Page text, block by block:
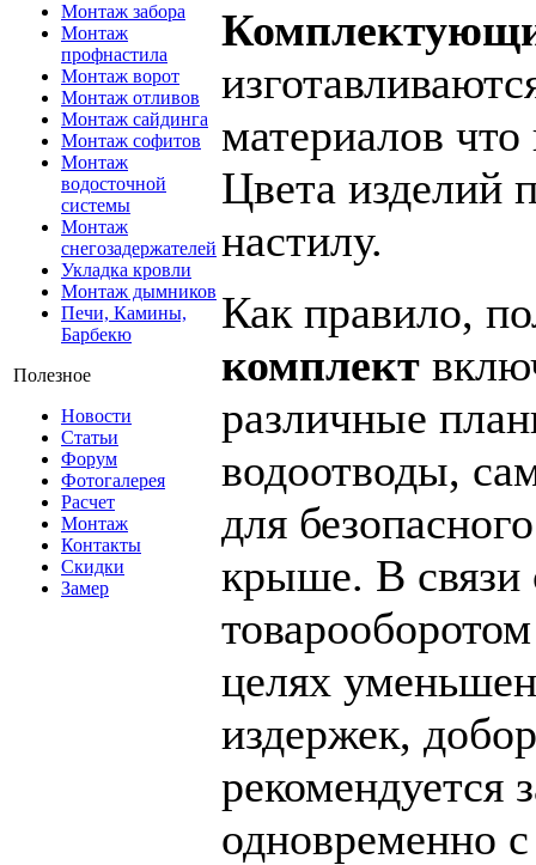
Монтаж забора
Монтаж
профнастила
Монтаж ворот
Монтаж отливов
Монтаж сайдинга
Монтаж софитов
Монтаж
водосточной
системы
Монтаж
снегозадержателей
Укладка кровли
Монтаж дымников
Печи, Камины,
Барбекю
Полезное
Новости
Статьи
Форум
Фотогалерея
Расчет
Монтаж
Контакты
Скидки
Замер
материалов
Цвета изделий
настилу.
Как правило,
комплект
различные
водоотводы,
для
крыше. В связи
целях
издержек,
рекомендуется
одновременно